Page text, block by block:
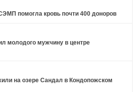
помогла кровь почти 400 доноров
молодого мужчину в центре
на озере Сандал в Кондопожском